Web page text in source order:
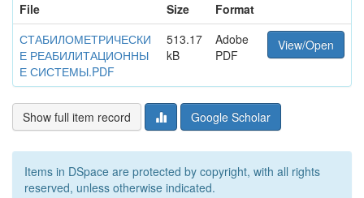
File
Size
Format
СТАБИЛОМЕТРИЧЕСКИ
Е РЕАБИЛИТАЦИОННЫ
Е СИСТЕМЫ.PDF
513.17
kB
Adobe
PDF
View/Open
Show full item record Google Scholar
Items in DSpace are protected by copyright, with all rights
reserved, unless otherwise indicated.